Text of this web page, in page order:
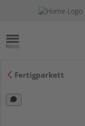
Fertigparkett